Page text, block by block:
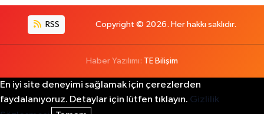
RSS Copyright © 2026. Her hakkı saklıdır.
Haber Yazılımı: TE Bilişim
En iyi site deneyimi sağlamak için çerezlerden
faydalanıyoruz. Detaylar için lütfen tıklayın. Gizlilik